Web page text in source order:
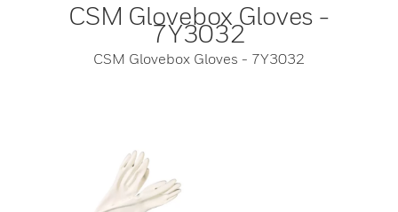
CSM Glovebox Gloves -
7Y3032
CSM Glovebox Gloves - 7Y3032